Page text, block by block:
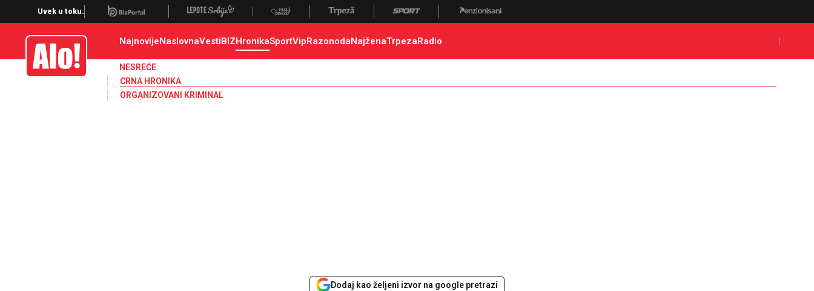
Crna hronika, smrt, ubistvo, likvidacija, krađa, pljačka, hapšenje, policija, poginuli, zaplena, carina
Uvek u toku.
Alo NajnovijeNaslovnaVestiBIZHronikaSportVipRazonodaNajženaTrpezaRadio
NESREĆE
CRNA HRONIKA
ORGANIZOVANI KRIMINAL
Dodaj kao željeni izvor na google pretrazi